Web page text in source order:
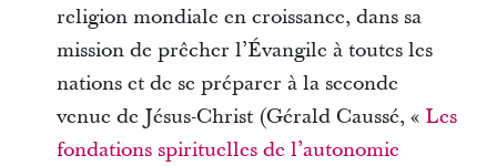
religion mondiale en croissance, dans sa
mission de prêcher l’Évangile à toutes les
nations et de se préparer à la seconde
venue de Jésus-Christ (Gérald Caussé, « Les
fondations spirituelles de l’autonomie